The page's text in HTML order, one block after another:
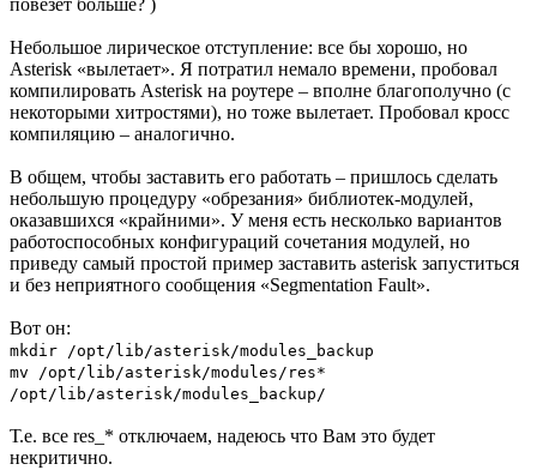
повезет больше? )
Небольшое лирическое отступление: все бы хорошо, но
Asterisk «вылетает». Я потратил немало времени, пробовал
компилировать Asterisk на роутере – вполне благополучно (с
некоторыми хитростями), но тоже вылетает. Пробовал кросс
компиляцию – аналогично.
В общем, чтобы заставить его работать – пришлось сделать
небольшую процедуру «обрезания» библиотек-модулей,
оказавшихся «крайними». У меня есть несколько вариантов
работоспособных конфигураций сочетания модулей, но
приведу самый простой пример заставить asterisk запуститься
и без неприятного сообщения «Segmentation Fault».
Вот он:
mkdir /opt/lib/asterisk/modules_backup
mv /opt/lib/asterisk/modules/res*
/opt/lib/asterisk/modules_backup/
Т.е. все res_* отключаем, надеюсь что Вам это будет
некритично.